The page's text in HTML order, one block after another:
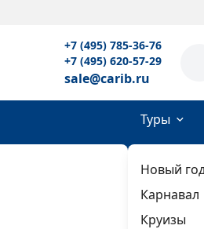
+7 (495) 785-36-76
+7 (495) 620-57-29
sale@carib.ru
Туры
Новый
Карнавал
Круизы